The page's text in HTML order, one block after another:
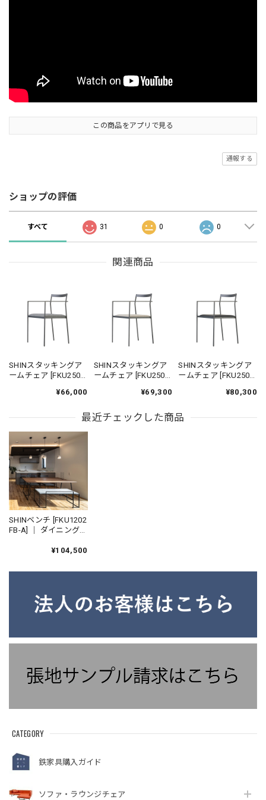
CATEGORY
鉄家具購入ガイド
ソファ・ラウンジチェア
この商品をアプリで見る
通報する
ショップの評価
すべて 31 0 0
関連商品
SHINスタッキングア
ームチェア [FKU2500
ェア スタッキングチ
鉄家具 国産家具
¥66,000
SHINスタッキングア
ームチェア [FKU2500
ダイニングチェア ス
イアンチェア 鉄家具
¥69,300
SHINスタッキングア
ームチェア [FKU2500
ダイニングチェア ス
イアンチェア 鉄家具
¥80,300
最近チェックした商品
SHINベンチ [FKU1202
FB-A] ｜ ダイニングベ
ン ミニマル 鉄家具 国
¥104,500